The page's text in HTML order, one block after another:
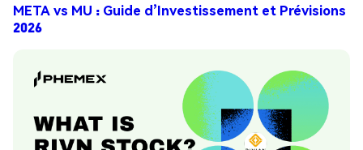
META vs MU : Guide d’Investissement et Prévisions
2026